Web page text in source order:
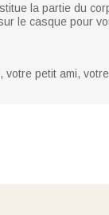
la partie du
le casque pour
petit ami,